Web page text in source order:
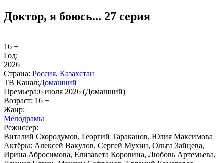
Доктор, я боюсь... 27 серия
16 +
Год:
2026
Стра­на: Рос­сия, Казахстан
ТВ Ка­нал:До­маш­ний
Пре­мье­ра:6 июля 2026 (Домашний)
Воз­раст: 16 +
Жанр:
Ме­ло­дра­мы
Ре­жис­сер:
Виталий Скородумов, Георгий Тараканов, Юлия Максимова
Ак­тё­ры: Алексей Вакулов, Сергей Мухин, Ольга Зайцева,
Ирина Абросимова, Елизавета Коровина, Любовь Артемьева,